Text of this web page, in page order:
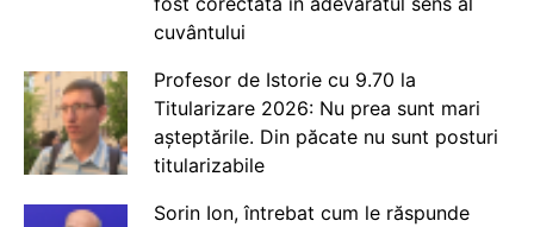
cuvântului
Profesor de Istorie cu 9.70 la
Titularizare 2026: Nu prea sunt mari
așteptările. Din păcate nu sunt posturi
titularizabile
Sorin Ion, întrebat cum le răspunde